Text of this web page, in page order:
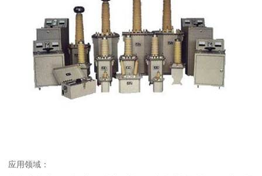
应用领域：